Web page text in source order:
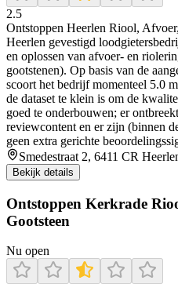
2.5
Ontstoppen Heerlen Riool,
Heerlen gevestigd
en oplossen van afvoer- en
gootstenen). Op basis van de
scoort het bedrijf momenteel 5.0
de dataset te klein is om de
goed te onderbouwen; er
reviewcontent en er zijn (binnen
geen extra gerichte
Smedestraat 2, 6411 CR
Bekijk details
Ontstoppen Kerkrade
Gootsteen
Nu open